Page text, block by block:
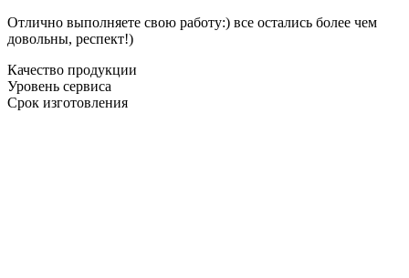
Отлично выполняете свою работу:) все остались более чем
довольны, респект!)
Качество продукции
Уровень сервиса
Срок изготовления